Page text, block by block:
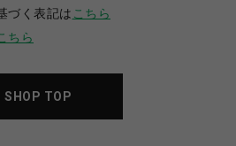
づく表記は こちら
ちら
SHOP TOP